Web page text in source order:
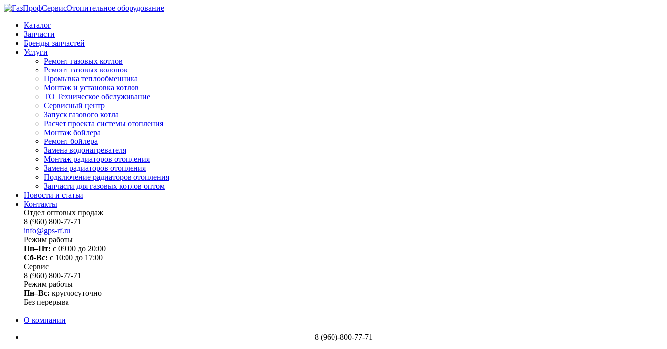
Отопительное оборудование
Каталог
Запчасти
Бренды запчастей
Услуги
Ремонт газовых котлов
Ремонт газовых колонок
Промывка теплообменника
Монтаж и установка котлов
ТО Техническое обслуживание
Сервисный центр
Запуск газового котла
Расчет проекта системы отопления
Монтаж бойлера
Ремонт бойлера
Замена водонагревателя
Монтаж радиаторов отопления
Замена радиаторов отопления
Подключение радиаторов отопления
Запчасти для газовых котлов оптом
Новости и статьи
Контакты
Отдел оптовых продаж
8 (960) 800-77-71
info@gps-rf.ru
Режим работы
Пн–Пт: с 09:00 до 20:00
Сб-Вс: c 10:00 до 17:00
Сервис
8 (960) 800-77-71
Режим работы
Пн–Вс: круглосуточно
Без перерыва
О компании
8 (960)-800-77-71